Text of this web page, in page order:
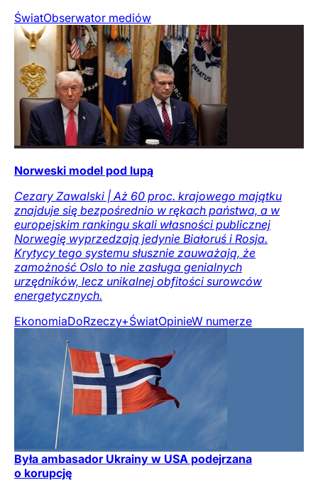
ŚwiatObserwator mediów
Norweski model pod lupą
Cezary Zawalski | Aż 60 proc. krajowego majątku
znajduje się bezpośrednio w rękach państwa, a w
europejskim rankingu skali własności publicznej
Norwegię wyprzedzają jedynie Białoruś i Rosja.
Krytycy tego systemu słusznie zauważają, że
zamożność Oslo to nie zasługa genialnych
urzędników, lecz unikalnej obfitości surowców
energetycznych.
EkonomiaDoRzeczy+ŚwiatOpinieW numerze
Była ambasador Ukrainy w USA podejrzana
o korupcję